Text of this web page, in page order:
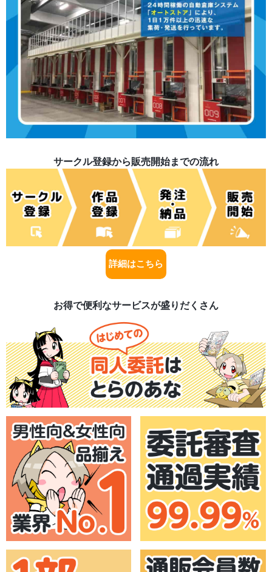
サークル登録から販売開始までの流れ
詳細はこちら
お得で便利なサービスが盛りだくさん